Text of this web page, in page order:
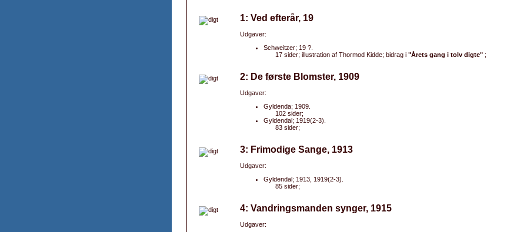
1: Ved efterår, 19
Udgaver:
Schweitzer; 19 ?.
17 sider; illustration af Thormod Kidde; bidrag i "Årets gang i tolv digte" ;
2: De første Blomster, 1909
Udgaver:
Gyldenda; 1909.
102 sider;
Gyldendal; 1919(2-3).
83 sider;
3: Frimodige Sange, 1913
Udgaver:
Gyldendal; 1913, 1919(2-3).
85 sider;
4: Vandringsmanden synger, 1915
Udgaver: